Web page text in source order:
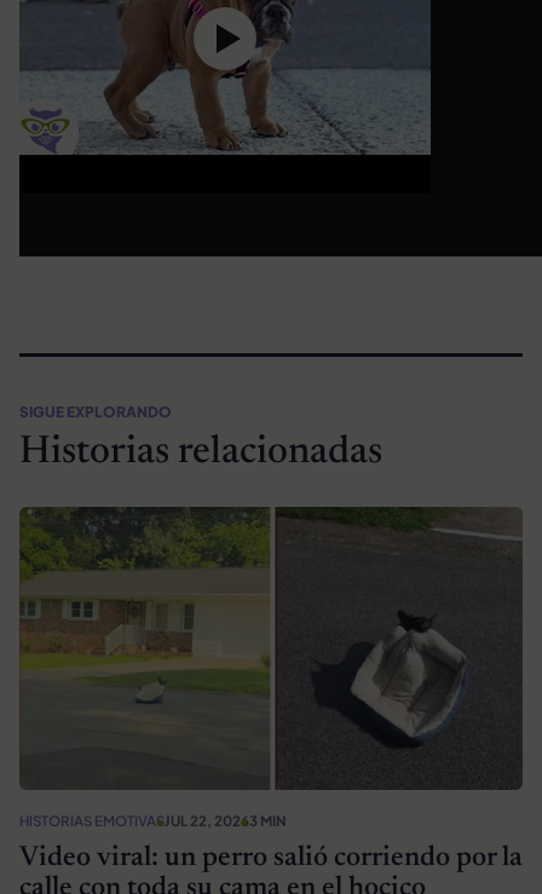
SIGUE EXPLORANDO
Historias relacionadas
HISTORIAS EMOTIVASJUL 22, 20263 MIN
Video viral: un perro salió corriendo por la